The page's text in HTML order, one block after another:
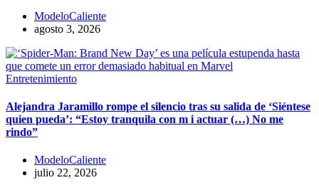
ModeloCaliente
agosto 3, 2026
Entretenimiento
​Alejandra Jaramillo rompe el silencio tras su salida de ‘Siéntese
quien pueda’: “Estoy tranquila con m i actuar (…) No me
rindo”
ModeloCaliente
julio 22, 2026